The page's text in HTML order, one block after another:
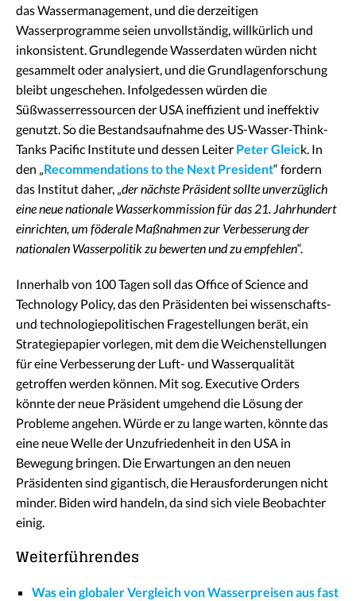
das Wassermanagement, und die derzeitigen
Wasserprogramme seien unvollständig, willkürlich und
inkonsistent. Grundlegende Wasserdaten würden nicht
gesammelt oder analysiert, und die Grundlagenforschung
bleibt ungeschehen. Infolgedessen würden die
Süßwasserressourcen der USA ineffizient und ineffektiv
genutzt. So die Bestandsaufnahme des US-Wasser-Think-
Tanks Pacific Institute und dessen Leiter Peter Gleick. In
den „Recommendations to the Next President“ fordern
das Institut daher, „der nächste Präsident sollte unverzüglich
eine neue nationale Wasserkommission für das 21. Jahrhundert
einrichten, um föderale Maßnahmen zur Verbesserung der
nationalen Wasserpolitik zu bewerten und zu empfehlen“.
Innerhalb von 100 Tagen soll das Office of Science and
Technology Policy, das den Präsidenten bei wissenschafts-
und technologiepolitischen Fragestellungen berät, ein
Strategiepapier vorlegen, mit dem die Weichenstellungen
für eine Verbesserung der Luft- und Wasserqualität
getroffen werden können. Mit sog. Executive Orders
könnte der neue Präsident umgehend die Lösung der
Probleme angehen. Würde er zu lange warten, könnte das
eine neue Welle der Unzufriedenheit in den USA in
Bewegung bringen. Die Erwartungen an den neuen
Präsidenten sind gigantisch, die Herausforderungen nicht
minder. Biden wird handeln, da sind sich viele Beobachter
einig.
Weiterführendes
Was ein globaler Vergleich von Wasserpreisen aus fast